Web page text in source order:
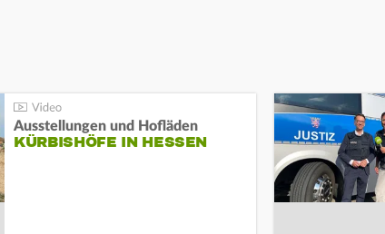
Ausstellungen und Hofläden
KÜRBISHÖFE IN HESSEN